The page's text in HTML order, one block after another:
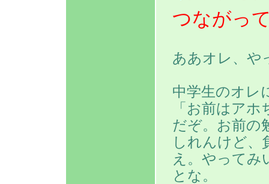
つながっ
ああオレ、や
中学生のオレ
「お前はア
だぞ。お前の
しれんけど、
え。やってみ
とな。